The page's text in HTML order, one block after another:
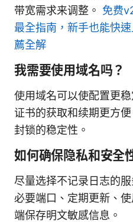
带宽需求来调整。 免费
最全指南，新手也能快
薦全解
我需要使用域名吗？
使用域名可以使配置更
证书的获取和续期更方
封锁的稳定性。
如何确保隐私和安全
尽量选择不记录日志的
必要端口、定期更新、
端保存明文敏感信息。